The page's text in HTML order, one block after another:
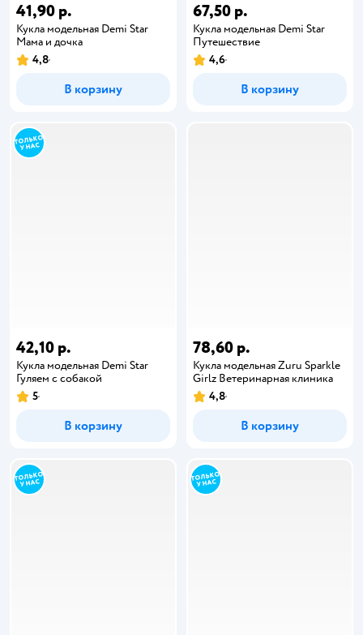
41,90 р.
Кукла модельная Demi Star
Мама и дочка
4,8
В корзину
67,50 р.
Кукла модельная Demi Star
Путешествие
4,6
В корзину
42,10 р.
Кукла модельная Demi Star
Гуляем с собакой
5
В корзину
78,60 р.
Кукла модельная Zuru Sparkle
Girlz Ветеринарная клиника
4,8
В корзину